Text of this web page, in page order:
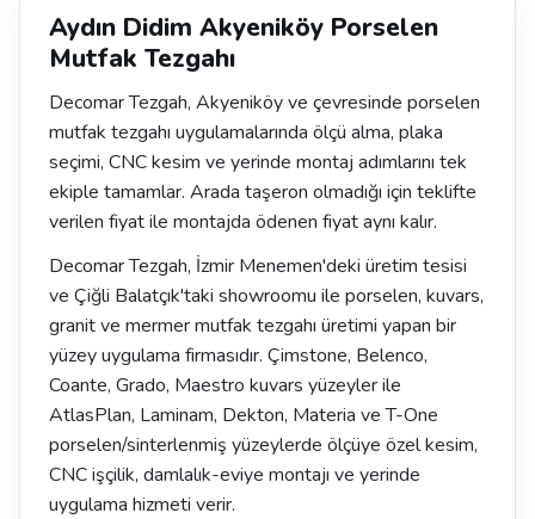
Aydın Didim Akyeniköy Porselen
Mutfak Tezgahı
Decomar Tezgah, Akyeniköy ve çevresinde porselen
mutfak tezgahı uygulamalarında ölçü alma, plaka
seçimi, CNC kesim ve yerinde montaj adımlarını tek
ekiple tamamlar. Arada taşeron olmadığı için teklifte
verilen fiyat ile montajda ödenen fiyat aynı kalır.
Decomar Tezgah, İzmir Menemen'deki üretim tesisi
ve Çiğli Balatçık'taki showroomu ile porselen, kuvars,
granit ve mermer mutfak tezgahı üretimi yapan bir
yüzey uygulama firmasıdır. Çimstone, Belenco,
Coante, Grado, Maestro kuvars yüzeyler ile
AtlasPlan, Laminam, Dekton, Materia ve T-One
porselen/sinterlenmiş yüzeylerde ölçüye özel kesim,
CNC işçilik, damlalık-eviye montajı ve yerinde
uygulama hizmeti verir.